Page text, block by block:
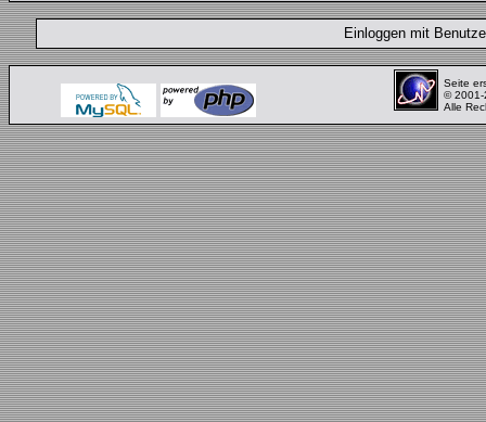
Einloggen mit
Seite
© 2001-
Alle